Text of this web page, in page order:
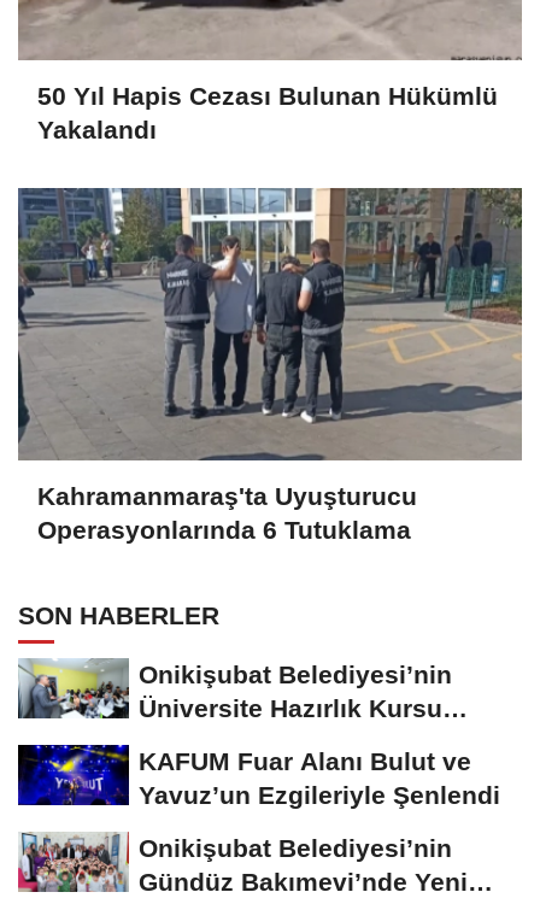
50 Yıl Hapis Cezası Bulunan Hükümlü
Yakalandı
Kahramanmaraş'ta Uyuşturucu
Operasyonlarında 6 Tutuklama
SON HABERLER
Onikişubat Belediyesi’nin
Üniversite Hazırlık Kursu
KAFUM Fuar Alanı Bulut ve
Yavuz’un Ezgileriyle Şenlendi
Onikişubat Belediyesi’nin
Gündüz Bakımevi’nde Yeni